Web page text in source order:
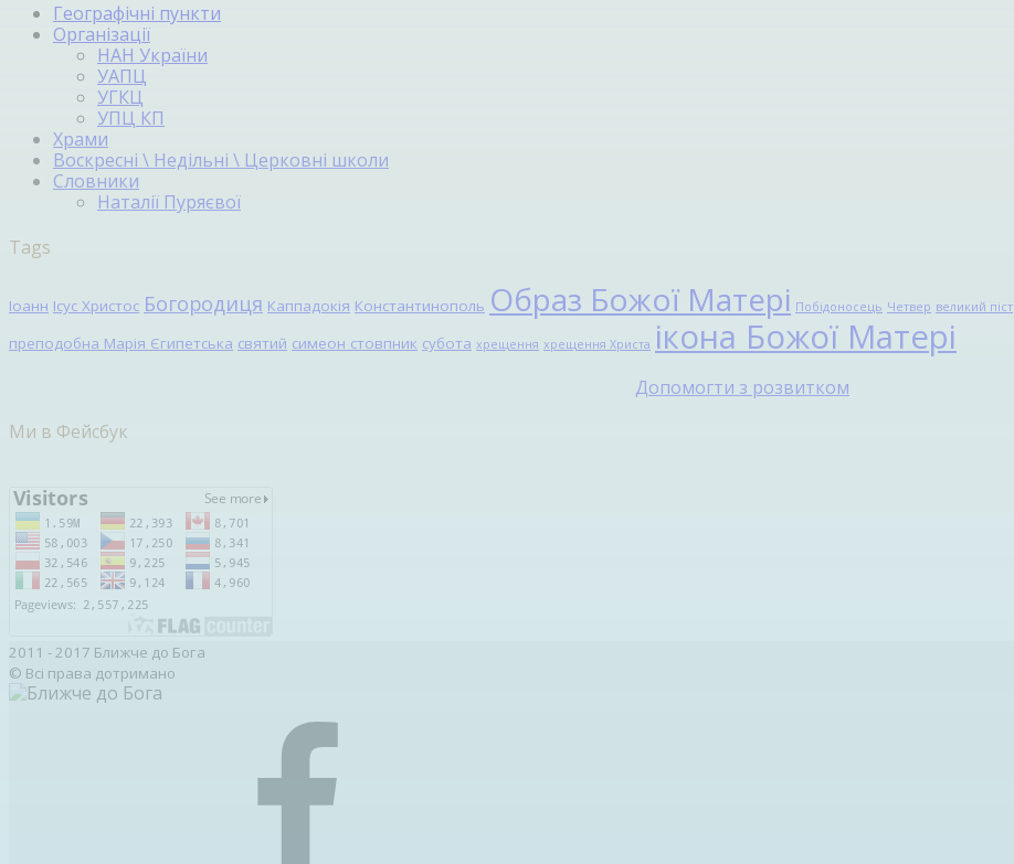
Географічні пункти
Організації
НАН України
УАПЦ
УГКЦ
УПЦ КП
Храми
Воскресні \ Недільні \ Церковні школи
Словники
Наталії Пуряєвої
Tags
Іоанн Ісус Христос Богородиця Каппадокія Константинополь Образ Божої Матері Побідоносець Четвер великий піст
преподобна Марія Єгипетська святий симеон стовпник субота хрещення хрещення Христа ікона Божої Матері
Допомогти з розвитком
Ми в Фейсбук
2011 - 2017 Ближче до Бога
© Всі права дотримано